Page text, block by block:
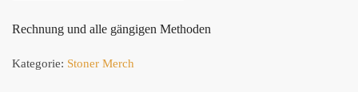
Rechnung und alle gängigen Methoden
Kategorie: Stoner Merch